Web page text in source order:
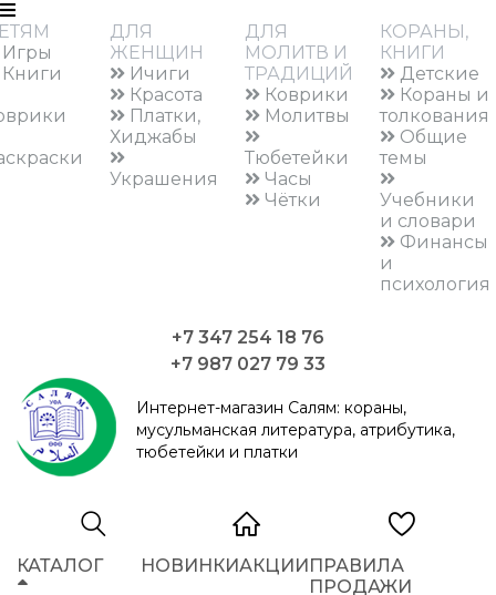
ДЛЯ
ЖЕНЩИН
Ичиги
Красота
Платки,
Хиджабы
Украшения
ДЛЯ
МОЛИТВ И
ТРАДИЦИЙ
Коврики
Молитвы
Тюбетейки
Часы
Чётки
КОРАНЫ,
КНИГИ
Детские
Кораны и
толкования
Общие
темы
Учебники
и словари
Финансы
и
психология
+7 347 254 18 76
+7 987 027 79 33
Интернет-магазин Салям: кораны,
мусульманская литература, атрибутика,
тюбетейки и платки
КАТАЛОГ НОВИНКИАКЦИИПРАВИЛА
ПРОДАЖИ